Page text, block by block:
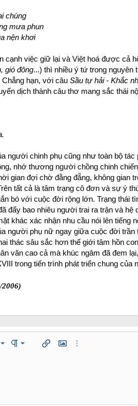
chùng
mưa phun
nện khơi
cạnh việc giữ lại và Việt hoá được cả
gió đông...) thì nhiều ý tứ trong
hạn, với câu Sầu tự hải - Khắc
dịch thành câu thơ mang sắc thái
người chinh phụ cũng như toàn bộ tác
nhớ thương người chồng chinh
gian đợi chờ đằng đẵng, không gian
tất cả là tâm trạng cô đơn và sự ý
bó với cuộc đời rộng lớn. Trạng thái
đẩy bao nhiêu người trai ra trận và hệ
khác xác nhận nhu cầu nói lên tiếng
người phụ nữ ngay giữa cuộc đời
thác sâu sắc hơn thế giới tâm hồn
văn cao cả mà khúc ngâm đã đem
trong tiến trình phát triển chung của
2006)
sách có thứ tự
lề Paragraph format
3
Chèn liên kết
Chèn hình ảnh
Thêm tùy chọn…